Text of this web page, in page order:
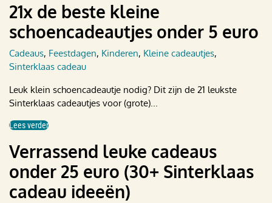
21x de beste kleine
schoencadeautjes onder 5 euro
Cadeaus, Feestdagen, Kinderen, Kleine cadeautjes,
Sinterklaas cadeau
Leuk klein schoencadeautje nodig? Dit zijn de 21 leukste
Sinterklaas cadeautjes voor (grote)...
Lees verder
Verrassend leuke cadeaus
onder 25 euro (30+ Sinterklaas
cadeau ideeën)